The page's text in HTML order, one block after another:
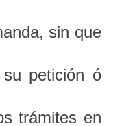
sin que
petición ó
trámites en